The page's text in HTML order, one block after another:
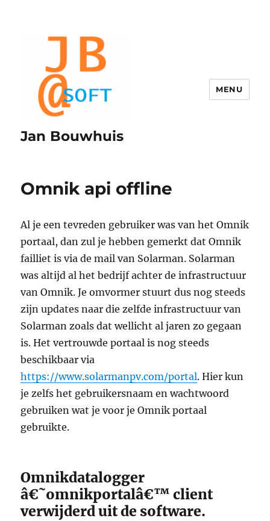
Jan Bouwhuis
MENU
Omnik api offline
Al je een tevreden gebruiker was van het Omnik
portaal, dan zul je hebben gemerkt dat Omnik
failliet is via de mail van Solarman. Solarman
was altijd al het bedrijf achter de infrastructuur
van Omnik. Je omvormer stuurt dus nog steeds
zijn updates naar die zelfde infrastructuur van
Solarman zoals dat wellicht al jaren zo gegaan
is. Het vertrouwde portaal is nog steeds
beschikbaar via
https://www.solarmanpv.com/portal. Hier kun
je zelfs het gebruikersnaam en wachtwoord
gebruiken wat je voor je Omnik portaal
gebruikte.
Omnikdatalogger
â€˜omnikportalâ€™ client
verwijderd uit de software.